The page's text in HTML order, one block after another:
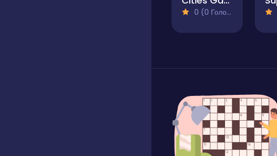
0 (0 Голосів)